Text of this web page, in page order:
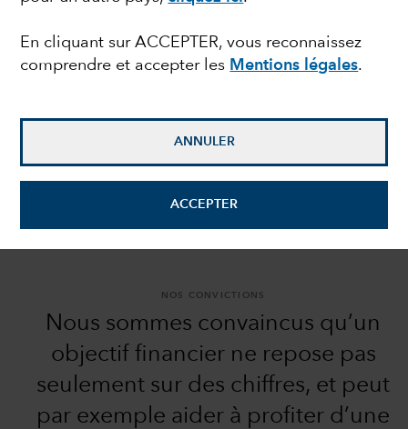
En cliquant sur ACCEPTER, vous reconnaissez
comprendre et accepter les Mentions légales.
ANNULER
ACCEPTER
NOS CONVICTIONS
Nous sommes convaincus qu’un
objectif financier ne repose pas
seulement sur des chiffres, et peut
par exemple aider à profiter d’une